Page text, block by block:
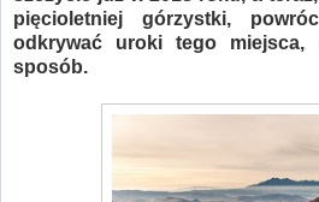
pięcioletniej górzystki,
odkrywać uroki tego miejsca,
sposób.